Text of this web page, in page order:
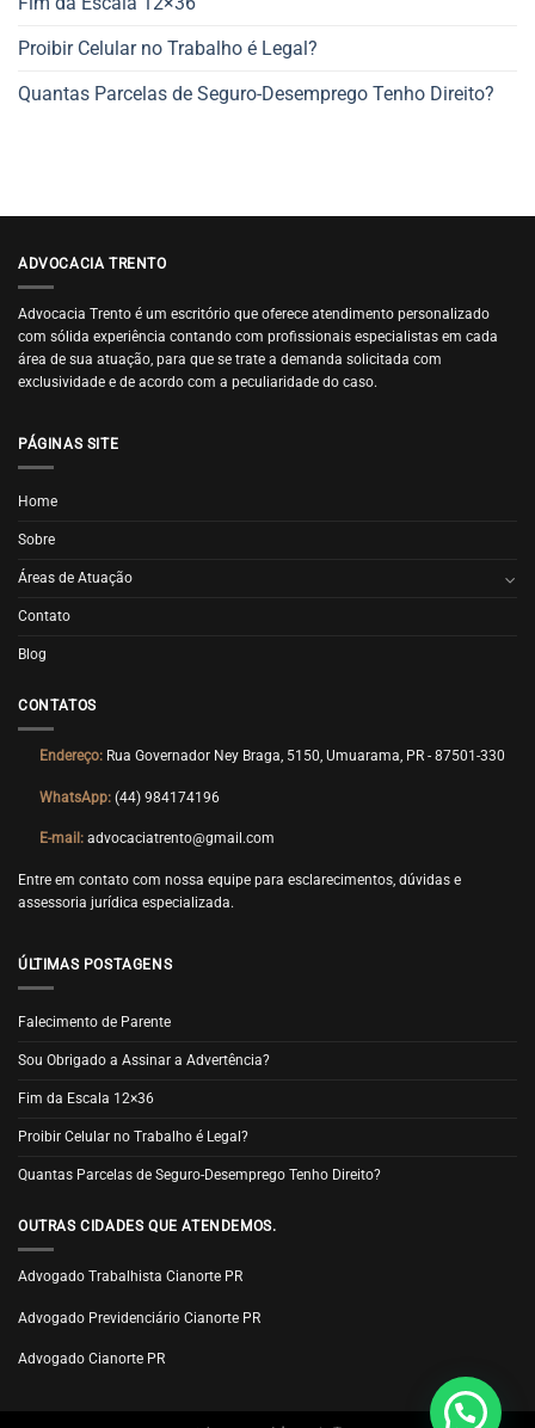
Proibir Celular no Trabalho é Legal?
Quantas Parcelas de Seguro-Desemprego Tenho Direito?
ADVOCACIA TRENTO
Advocacia Trento é um escritório que oferece atendimento personalizado
com sólida experiência contando com profissionais especialistas em cada
área de sua atuação, para que se trate a demanda solicitada com
exclusividade e de acordo com a peculiaridade do caso.
PÁGINAS SITE
Home
Sobre
Áreas de Atuação
Contato
Blog
CONTATOS
Endereço: Rua Governador Ney Braga, 5150, Umuarama, PR - 87501-330
WhatsApp: (44) 984174196
E-mail: advocaciatrento@gmail.com
Entre em contato com nossa equipe para esclarecimentos, dúvidas e
assessoria jurídica especializada.
ÚLTIMAS POSTAGENS
Falecimento de Parente
Sou Obrigado a Assinar a Advertência?
Fim da Escala 12×36
Proibir Celular no Trabalho é Legal?
Quantas Parcelas de Seguro-Desemprego Tenho Direito?
OUTRAS CIDADES QUE ATENDEMOS.
Advogado Trabalhista Cianorte PR
Advogado Previdenciário Cianorte PR
Advogado Cianorte PR